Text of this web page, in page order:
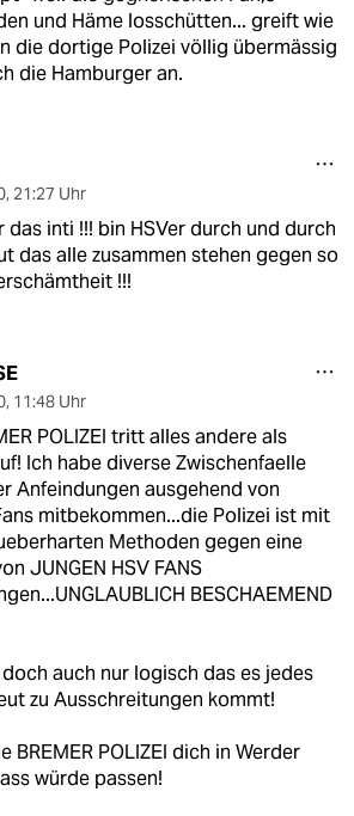
und Häme losschütten... greift wie
die dortige Polizei völlig übermässig
die Hamburger an.
, 21:27 Uhr
das inti !!! bin HSVer durch und durch
das alle zusammen stehen gegen so
!!!
, 11:48 Uhr
POLIZEI tritt alles andere als
Ich habe diverse Zwischenfaelle
Anfeindungen ausgehend von
mitbekommen...die Polizei ist mit
Methoden gegen eine
JUNGEN HSV FANS
BESCHAEMEND
auch nur logisch das es jedes
zu Ausschreitungen kommt!
BREMER POLIZEI dich in Werder
würde passen!